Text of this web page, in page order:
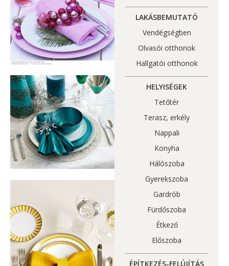
LAKÁSBEMUTATÓ
Vendégségben
Olvasói otthonok
Hallgatói otthonok
HELYISÉGEK
Tetőtér
Terasz, erkély
Nappali
Konyha
Hálószoba
Gyerekszoba
Gardrób
Fürdőszoba
Étkező
Előszoba
ÉPÍTKEZÉS-FELÚJÍTÁS